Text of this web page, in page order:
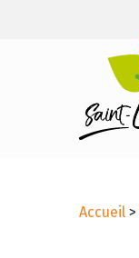
Accueil >